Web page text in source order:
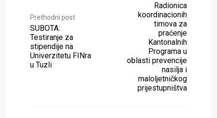
Prethodni post
SUBOTA:
Testiranje za
stipendije na
Univerzitetu FINra
u Tuzli
Radionica
koordinacionih
timova za
praćenje
Kantonalnih
Programa u
oblasti prevencije
nasilja i
maloljetničkog
prijestupništva